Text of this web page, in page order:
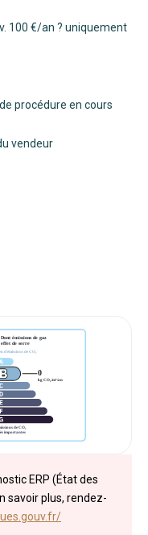
100 €/an ? uniquement
procédure en cours
vendeur
ERP (État des
savoir plus, rendez-